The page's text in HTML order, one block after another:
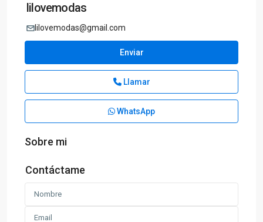
lilovemodas
lilovemodas@gmail.com
Enviar
Llamar
WhatsApp
Sobre mi
Contáctame